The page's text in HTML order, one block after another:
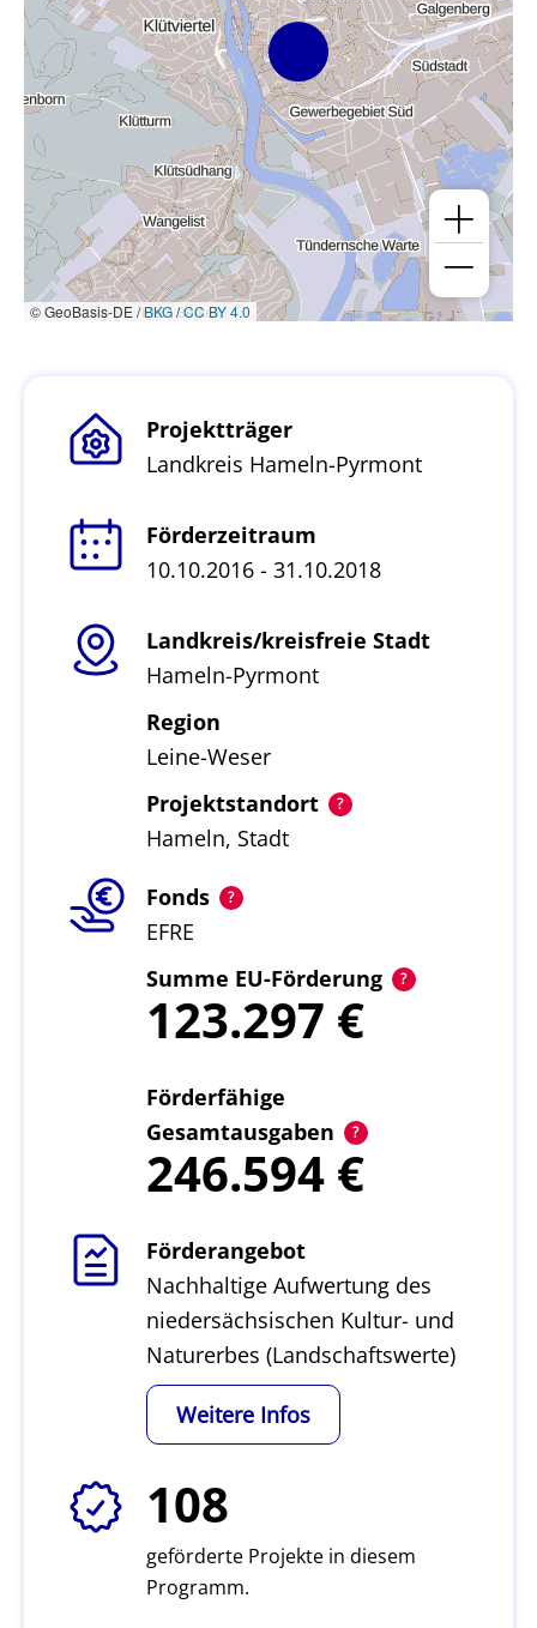
© GeoBasis-DE /BKG/CC BY 4.0
Projektträger
Landkreis Hameln-Pyrmont
Förderzeitraum
10.10.2016 - 31.10.2018
Landkreis/kreisfreie Stadt
Hameln-Pyrmont
Region
Leine-Weser
Projektstandort
Hameln, Stadt
Fonds
EFRE
Summe EU-Förderung
123.297
Förderfähige
Gesamtausgaben
246.594
Förderangebot
Nachhaltige Aufwertung des
niedersächsischen Kultur- und
Naturerbes (Landschaftswerte)
Weitere Infos
108
geförderte Projekte in diesem
Programm.